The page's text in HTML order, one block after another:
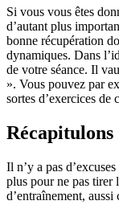
Si vous vous êtes
d’autant plus
bonne récupération
dynamiques. Dans
de votre séance. Il
». Vous pouvez par
sortes d’exercices de
Récapitulons
Il n’y a pas
plus pour ne pas tirer
d’entraînement, aussi